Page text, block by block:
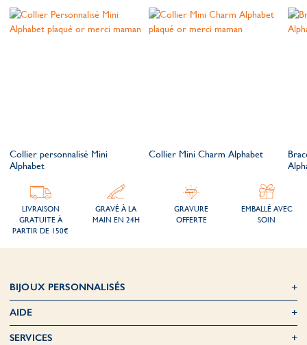
Collier personnalisé Mini
Alphabet
Collier Mini Charm Alphabet
LIVRAISON
GRATUITE À
PARTIR DE 150€
GRAVÉ À LA
MAIN EN 24H
GRAVURE
OFFERTE
EMBALLÉ AVEC
SOIN
BIJOUX PERSONNALISÉS
AIDE
SERVICES